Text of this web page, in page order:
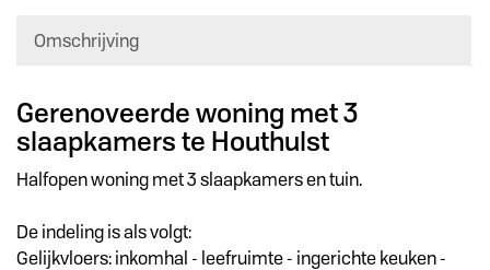
Omschrijving
Omschrijving
Gerenoveerde woning met 3
slaapkamers te Houthulst
Halfopen woning met 3 slaapkamers en tuin.
De indeling is als volgt:
Gelijkvloers: inkomhal - leefruimte - ingerichte keuken -